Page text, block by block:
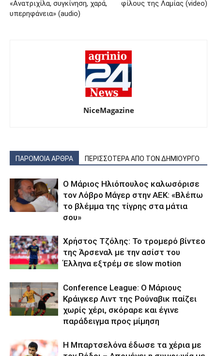
«Ανατριχίλα, συγκίνηση, χαρά,
υπερηφάνεια» (audio)
φίλους της Λαμίας (video)
NiceMagazine
ΠΑΡΟΜΟΙΑ ΑΡΘΡΑ ΠΕΡΙΣΣΟΤΕΡΑ ΑΠΟ ΤΟΝ ΔΗΜΙΟΥΡΓΟ
Ο Μάριος Ηλιόπουλος καλωσόρισε
τον Λόβρο Μάγερ στην ΑΕΚ: «Βλέπω
το βλέμμα της τίγρης στα μάτια
σου»
Χρήστος Τζόλης: Το τρομερό βίντεο
της Άρσεναλ με την ασίστ του
Έλληνα εξτρέμ σε slow motion
Conference League: Ο Μάριους
Κράιγκερ Λιντ της Ρούναβικ παίζει
χωρίς χέρι, σκόραρε και έγινε
παράδειγμα προς μίμηση
Η Μπαρτσελόνα έδωσε τα χέρια με